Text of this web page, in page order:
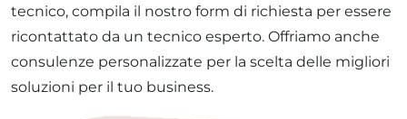
tecnico, compila il nostro form di richiesta per essere
ricontattato da un tecnico esperto. Offriamo anche
consulenze personalizzate per la scelta delle migliori
soluzioni per il tuo business.